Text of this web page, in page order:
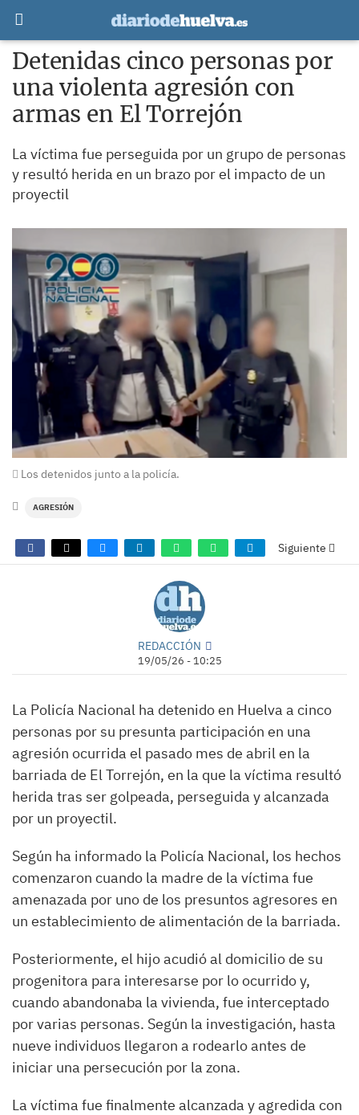
Detenidas cinco personas por
una violenta agresión con
armas en El Torrejón
La víctima fue perseguida por un grupo de personas
y resultó herida en un brazo por el impacto de un
proyectil
Los detenidos junto a la policía.
AGRESIÓN
Siguiente
REDACCIÓN
19/05/26 - 10:25
La Policía Nacional ha detenido en Huelva a cinco
personas por su presunta participación en una
agresión ocurrida el pasado mes de abril en la
barriada de El Torrejón, en la que la víctima resultó
herida tras ser golpeada, perseguida y alcanzada
por un proyectil.
Según ha informado la Policía Nacional, los hechos
comenzaron cuando la madre de la víctima fue
amenazada por uno de los presuntos agresores en
un establecimiento de alimentación de la barriada.
Posteriormente, el hijo acudió al domicilio de su
progenitora para interesarse por lo ocurrido y,
cuando abandonaba la vivienda, fue interceptado
por varias personas. Según la investigación, hasta
nueve individuos llegaron a rodearlo antes de
iniciar una persecución por la zona.
La víctima fue finalmente alcanzada y agredida con